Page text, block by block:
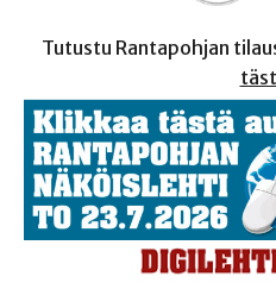
Tutustu Rantapohjan